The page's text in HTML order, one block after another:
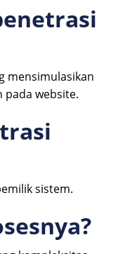
mensimulasikan
pada website.
sistem.